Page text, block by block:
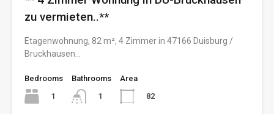
zu vermieten..**
Etagenwohnung, 82 m², 4 Zimmer in 47166 Duisburg /
Bruckhausen…
Bedrooms
1
Bathrooms
1
Area
82